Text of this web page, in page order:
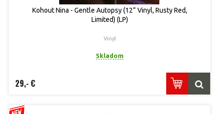
Kohout Nina - Gentle Autopsy (12” Vinyl, Rusty Red,
Limited) (LP)
Vinyl
Skladom
29,- €